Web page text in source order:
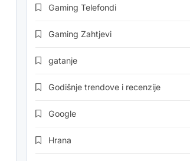
Gaming Telefondi
Gaming Zahtjevi
gatanje
Godišnje trendove i recenzije
Google
Hrana